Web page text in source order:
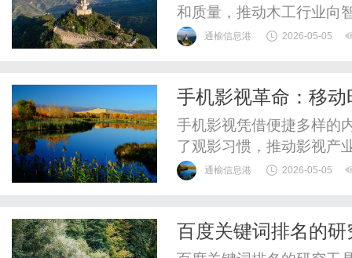
和质量，推动木工行业向
通榆信息港 2026-05-05
手机影视革命：移
手机影视凭借便捷多样的
了观影习惯，推动影视产
通榆信息港 2026-05-05
百度关键词排名的